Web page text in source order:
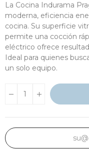
La Cocina Indurama
moderna, eficiencia
cocina. Su superficie
permite una cocción
eléctrico ofrece
Ideal para quienes
un solo equipo.